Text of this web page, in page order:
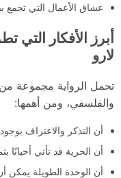
عشاق الأعمال التي تجمع
أبرز الأفكار التي
لارو
تحمل الرواية مجموعة من
والفلسفي، ومن أهمها:
أن التذكر والاعتراف
أن الحرية قد تأتي أحيانًا
أن الوحدة الطويلة يمكن